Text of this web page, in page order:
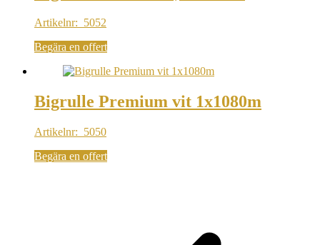
Artikelnr: 5052
Begära en offert
Bigrulle Premium vit 1x1080m
Artikelnr: 5050
Begära en offert